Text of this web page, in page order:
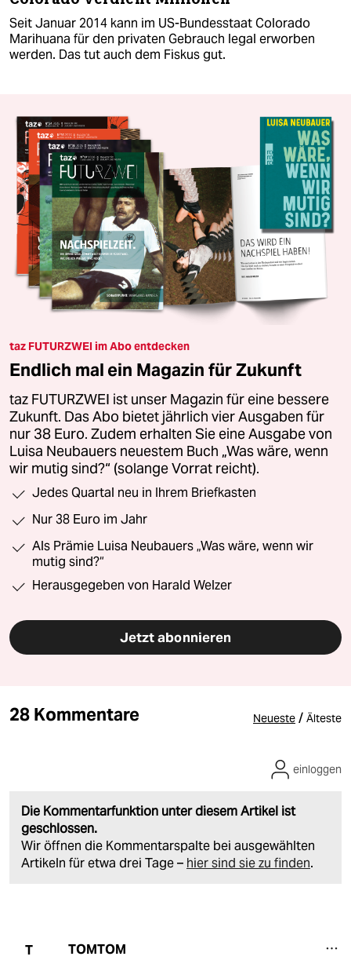
Seit Januar 2014 kann im US-Bundesstaat Colorado
Marihuana für den privaten Gebrauch legal erworben
werden. Das tut auch dem Fiskus gut.
taz FUTURZWEI im Abo entdecken
Endlich mal ein Magazin für Zukunft
taz FUTURZWEI ist unser Magazin für eine bessere
Zukunft. Das Abo bietet jährlich vier Ausgaben für
nur 38 Euro. Zudem erhalten Sie eine Ausgabe von
Luisa Neubauers neuestem Buch „Was wäre, wenn
wir mutig sind?“ (solange Vorrat reicht).
Jedes Quartal neu in Ihrem Briefkasten
Nur 38 Euro im Jahr
Als Prämie Luisa Neubauers „Was wäre, wenn wir
mutig sind?“
Herausgegeben von Harald Welzer
Jetzt abonnieren
28 Kommentare Neueste / Älteste
Die Kommentarfunktion unter diesem Artikel ist
geschlossen.
Wir öffnen die Kommentarspalte bei ausgewählten
Artikeln für etwa drei Tage – hier sind sie zu finden.
einloggen
T TOMTOM